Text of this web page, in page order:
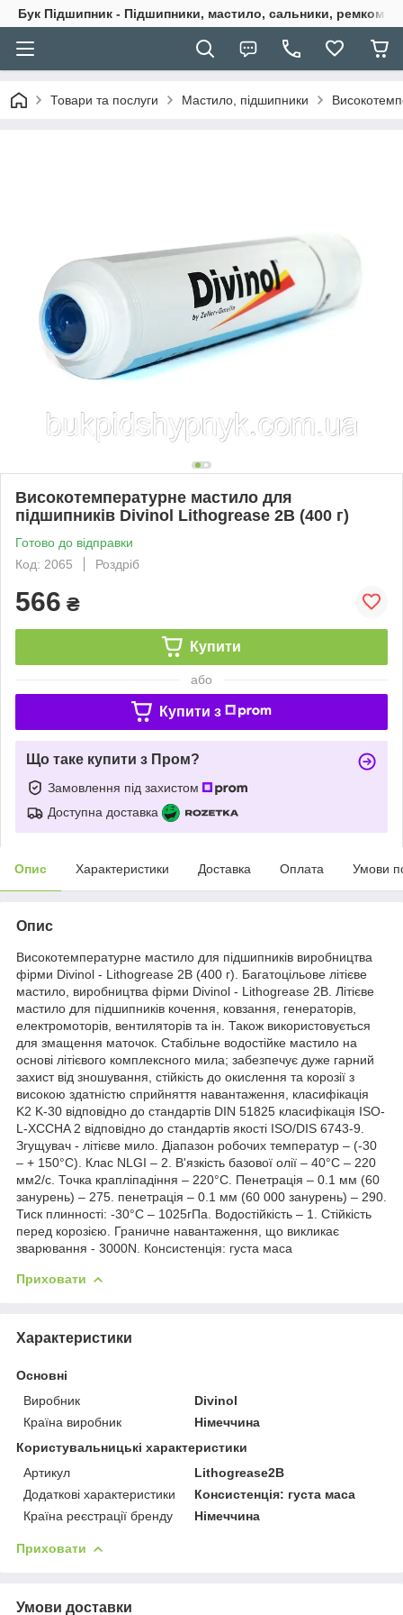
Бук Підшипник - Підшипники, мастило, сальники,
Товари та послуги Мастило, підшипники
Високотемпературне мастило для
підшипників Divinol Lithogrease 2B (400 г)
Готово до відправки
Код: 2065
Роздріб
566 ₴
Купити
або
Купити з
Що таке купити з Пром?
Замовлення під захистом
Доступна доставка
Опис Характеристики Доставка Оплата Умови
Опис
Високотемпературне мастило для підшипників виробництва
фірми Divinol - Lithogrease 2B (400 г). Багатоцільове літієве
мастило, виробництва фірми Divinol - Lithogrease 2B. Літієве
мастило для підшипників кочення, ковзання, генераторів,
електромоторів, вентиляторів та ін. Також використовується
для змащення маточок. Стабільне водостійке мастило на
основі літієвого комплексного мила; забезпечує дуже гарний
захист від зношування, стійкість до окислення та корозії з
високою здатністю сприйняття навантаження, класифікація
K2 K-30 відповідно до стандартів DIN 51825 класифікація ISO-
L-XCCHA 2 відповідно до стандартів якості ISO/DIS 6743-9.
Згущувач - літієве мило. Діапазон робочих температур – (-30
– + 150°С). Клас NLGI – 2. В'язкість базової олії – 40°С – 220
мм2/с. Точка крапліпадіння – 220°С. Пенетрація – 0.1 мм (60
занурень) – 275. пенетрація – 0.1 мм (60 000 занурень) – 290.
Тиск плинності: -30°С – 1025гПа. Водостійкість – 1. Стійкість
перед корозією. Граничне навантаження, що викликає
зварювання - 3000N. Консистенція: густа маса
Приховати
Характеристики
Основні
Виробник
Divinol
Країна виробник
Німеччина
Користувальницькі характеристики
Артикул
Lithogrease2B
Додаткові характеристики
Консистенція: густа маса
Країна реєстрації бренду
Німеччина
Приховати
Умови доставки